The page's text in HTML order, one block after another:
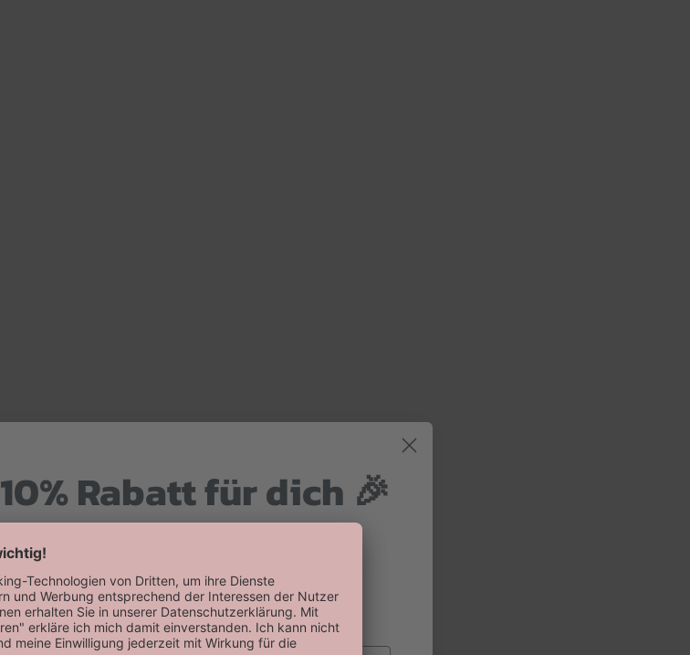
10% Rabatt für dich 🎉
Willkommensrabatt auf deine erste Bestellung
erhalten!